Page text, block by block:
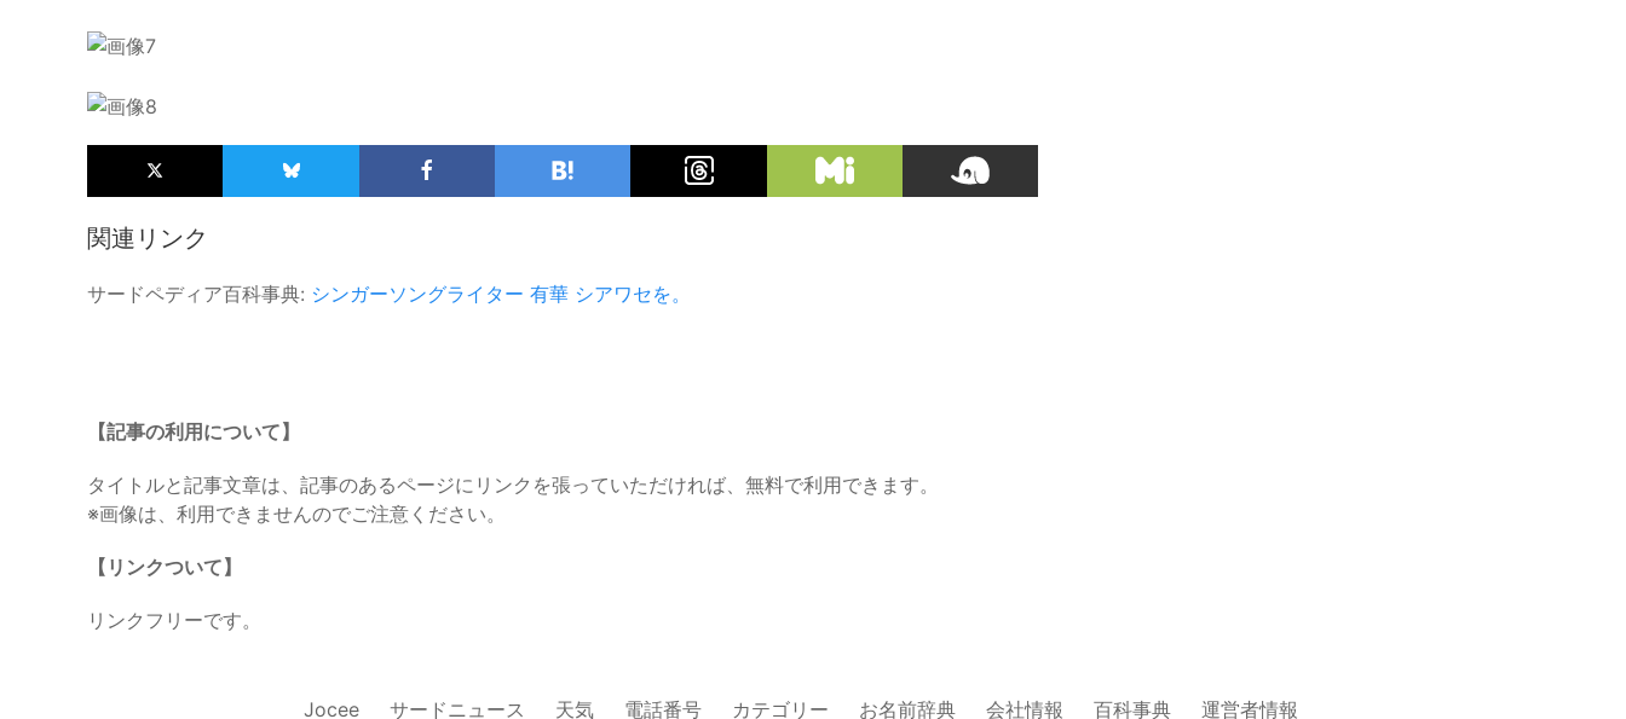
関連リンク
サードペディア百科事典: シンガーソングライター 有華 シアワセを。
【記事の利用について】
タイトルと記事文章は、記事のあるページにリンクを張っていただければ、無料で利用できます。
※画像は、利用できませんのでご注意ください。
【リンクついて】
リンクフリーです。
Jocee サードニュース 天気 電話番号 カテゴリー お名前辞典 会社情報 百科事典 運営者情報